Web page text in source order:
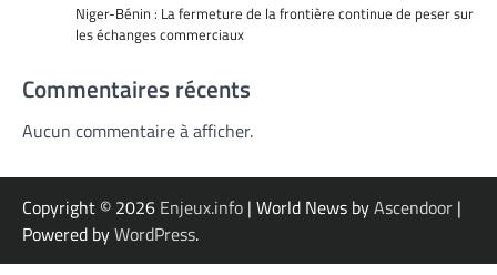
Niger-Bénin : La fermeture de la frontière continue de peser sur
les échanges commerciaux
Commentaires récents
Aucun commentaire à afficher.
Copyright © 2026 Enjeux.info | World News byAscendoor |
Powered byWordPress.